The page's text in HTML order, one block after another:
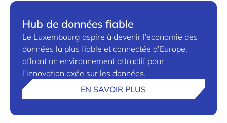
Hub de données fiable
Le Luxembourg aspire à devenir l’économie des
données la plus fiable et connectée d’Europe,
offrant un environnement attractif pour
l’innovation axée sur les données.
EN SAVOIR PLUS